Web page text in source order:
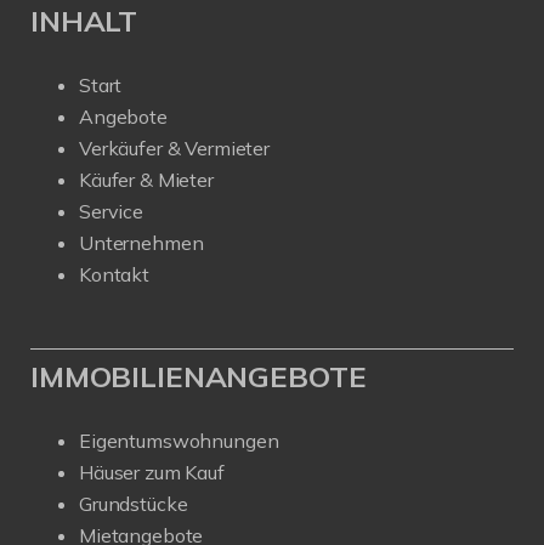
INHALT
Start
Angebote
Verkäufer & Vermieter
Käufer & Mieter
Service
Unternehmen
Kontakt
IMMOBILIENANGEBOTE
Eigentumswohnungen
Häuser zum Kauf
Grundstücke
Mietangebote